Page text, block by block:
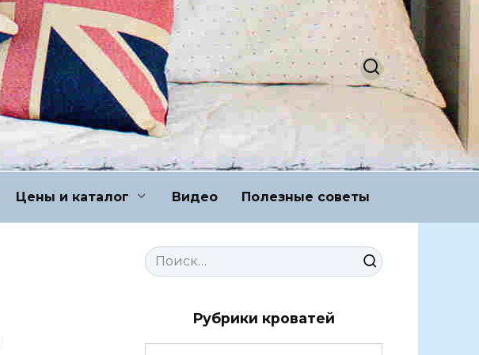
Цены и каталог Видео Полезные советы
Search
for:
Рубрики кроватей